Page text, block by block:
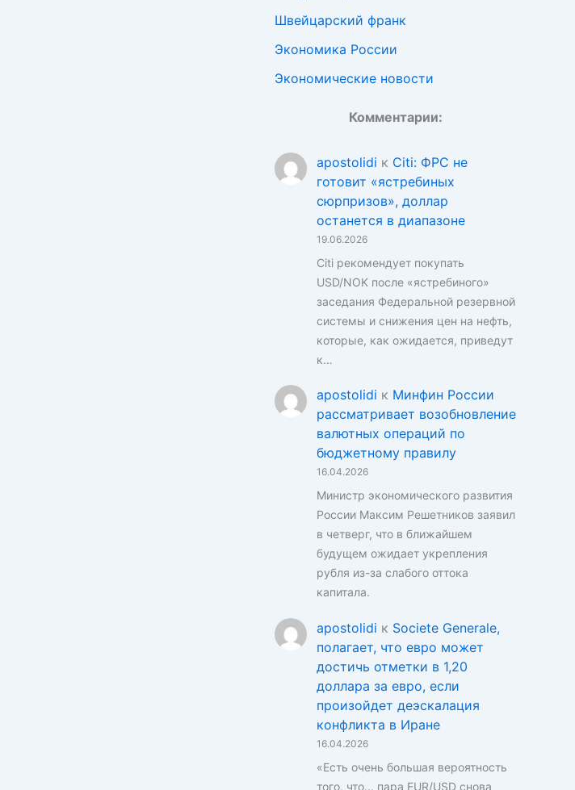
Швейцарский франк
Экономика России
Экономические новости
Комментарии:
apostolidi к Citi: ФРС не
готовит «ястребиных
сюрпризов», доллар
останется в диапазоне
19.06.2026
Citi рекомендует покупать
USD/NOK после «ястребиного»
заседания Федеральной резервной
системы и снижения цен на нефть,
которые, как ожидается, приведут
к…
apostolidi к Минфин России
рассматривает возобновление
валютных операций по
бюджетному правилу
16.04.2026
Министр экономического развития
России Максим Решетников заявил
в четверг, что в ближайшем
будущем ожидает укрепления
рубля из-за слабого оттока
капитала.
apostolidi к Societe Generale,
полагает, что евро может
достичь отметки в 1,20
доллара за евро, если
произойдет деэскалация
конфликта в Иране
16.04.2026
«Есть очень большая вероятность
того, что... пара EUR/USD снова